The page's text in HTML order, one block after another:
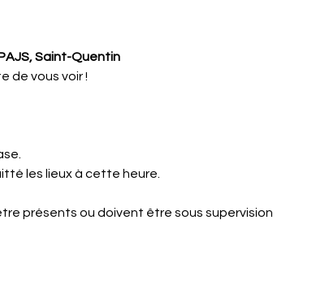
Saint-Quentin
de vous voir !
les lieux à cette heure.
présents ou doivent être sous supervision